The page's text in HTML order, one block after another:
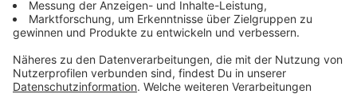
Täter 1: ca. 20 bis 25 Jahre alt, ca. 175 cm groß, kurze
schwarze nach oben gegelte Haare, Schnäuzer,
Dreitagebart, südosteuropäischer Typ